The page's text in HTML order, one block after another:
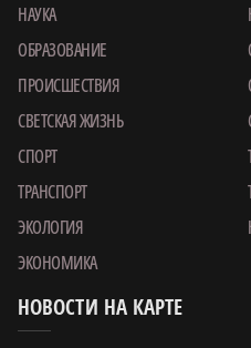
НАУКА
ОБРАЗОВАНИЕ
ПРОИСШЕСТВИЯ
СВЕТСКАЯ ЖИЗНЬ
СПОРТ
ТРАНСПОРТ
ЭКОЛОГИЯ
ЭКОНОМИКА
НОВОСТИ НА КАРТЕ